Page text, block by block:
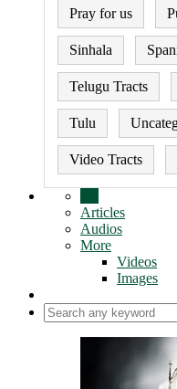
Pray for us
Sinhala
Telugu Tracts
Tulu
Video Tracts
Articles
Audios
More
Videos
Images